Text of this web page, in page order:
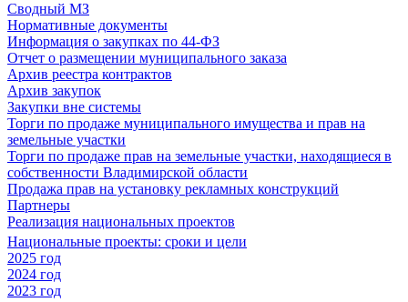
Сводный МЗ
Нормативные документы
Информация о закупках по 44-ФЗ
Отчет о размещении муниципального заказа
Архив реестра контрактов
Архив закупок
Закупки вне системы
Торги по продаже муниципального имущества и прав на
земельные участки
Торги по продаже прав на земельные участки, находящиеся в
собственности Владимирской области
Продажа прав на установку рекламных конструкций
Партнеры
Реализация национальных проектов
Национальные проекты: сроки и цели
2025 год
2024 год
2023 год